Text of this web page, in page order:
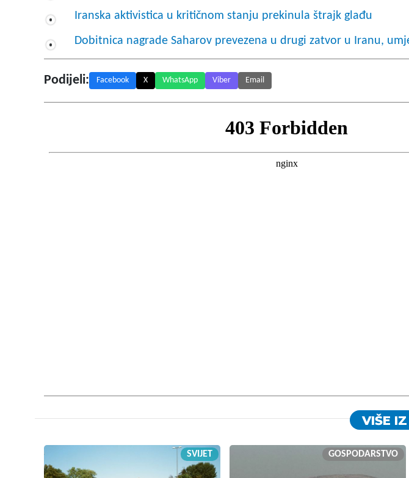
Iranska aktivistica u kritičnom stanju prekinula štrajk glađu
Dobitnica nagrade Saharov prevezena u drugi zatvor u Iranu,
Podijeli: Facebook X WhatsApp Viber Email
VIŠE
SVIJET GOSPODARSTVO